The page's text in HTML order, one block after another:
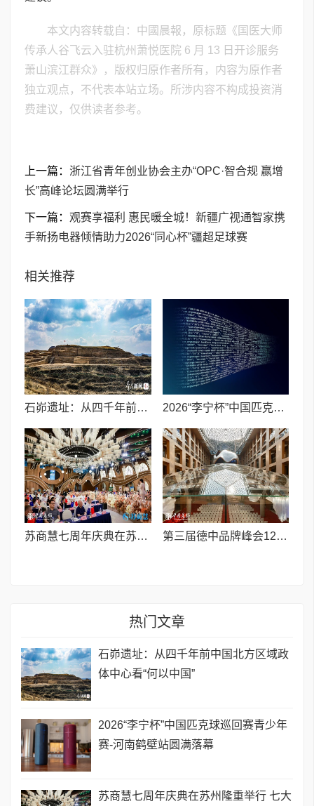
本文内容转载自：中國晨報，原标题《国医大师
传承人谷飞云入驻杭州萧悦医院 6 月 13 日开诊服务
萧山滨江群众》，版权归原作者所有，内容为原作者
独立观点，不代表本站立场。所涉内容不构成投资消
费建议，仅供读者参考。
上一篇： 浙江省青年创业协会主办“OPC·智合规 赢增
长”高峰论坛圆满举行
下一篇： 观赛享福利 惠民暖全城！新疆广视通智家携
手新扬电器倾情助力2026“同心杯”疆超足球赛
相关推荐
石峁遗址：从四千年前中国北方区域政体中心看“何以中国” 2026“李宁杯”中国匹克球巡回赛青少年赛-河南鹤壁站圆满落幕
苏商慧七周年庆典在苏州隆重举行 七大联创共启发展新篇章 第三届德中品牌峰会12月将在柏林举办，聚焦人工智能时代品牌全球化发展
热门文章
石峁遗址：从四千年前中国北方区域政
体中心看“何以中国”
2026“李宁杯”中国匹克球巡回赛青少年
赛-河南鹤壁站圆满落幕
苏商慧七周年庆典在苏州隆重举行 七大